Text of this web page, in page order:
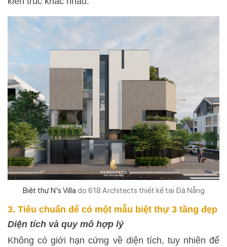
Biệt thự N's Villa do 618 Architects thiết kế tại Đà Nẵng
3. Tiêu chuẩn để có một mẫu biệt thự 3 tầng đẹp
Diện tích và quy mô hợp lý
Không có giới hạn cứng về diện tích, tuy nhiên để